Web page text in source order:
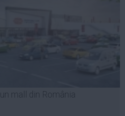
mall din România